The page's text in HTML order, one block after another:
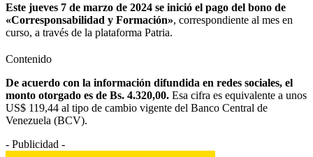
Este jueves 7 de marzo de 2024 se inició el pago del bono de
«Corresponsabilidad y Formación», correspondiente al mes en
curso, a través de la plataforma Patria.
Contenido
De acuerdo con la información difundida en redes sociales, el
monto otorgado es de Bs. 4.320,00. Esa cifra es equivalente a unos
US$ 119,44 al tipo de cambio vigente del Banco Central de
Venezuela (BCV).
- Publicidad -